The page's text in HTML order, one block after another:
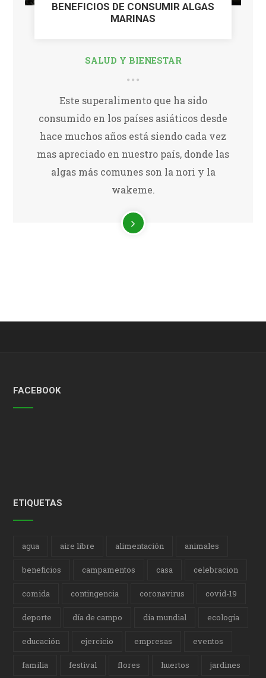
BENEFICIOS DE CONSUMIR ALGAS
MARINAS
SALUD Y BIENESTAR
Este superalimento que ha sido
consumido en los países asiáticos desde
hace muchos años está siendo cada vez
mas apreciado en nuestro país, donde las
algas más comunes son la nori y la
wakeme.
FACEBOOK
ETIQUETAS
agua aire libre alimentación animales
beneficios campamentos casa celebracion
comida contingencia coronavirus covid-19
deporte día de campo día mundial ecología
educación ejercicio empresas eventos
familia festival flores huertos jardines